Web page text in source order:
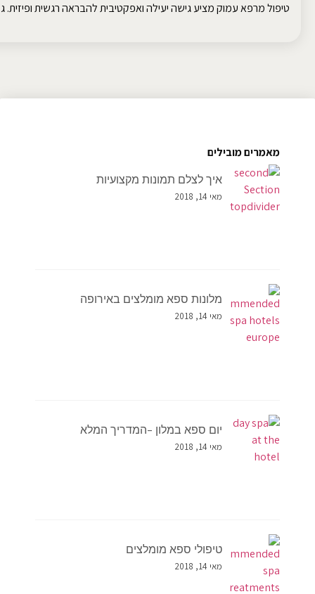
טיפול מרפא עמוק מציע גישה יעילה ואפקטיבית להבראה רגשית ופיזית.
מאמרים מובילים
איך לצלם תמונות מקצועיות
מאי 14, 2018
מלונות ספא מומלצים באירופה
מאי 14, 2018
יום ספא במלון –המדריך המלא
מאי 14, 2018
טיפולי ספא מומלצים
מאי 14, 2018